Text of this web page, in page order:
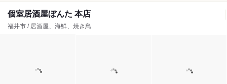
個室居酒屋ぼんた 本店
福井市 / 居酒屋、海鮮、焼き鳥